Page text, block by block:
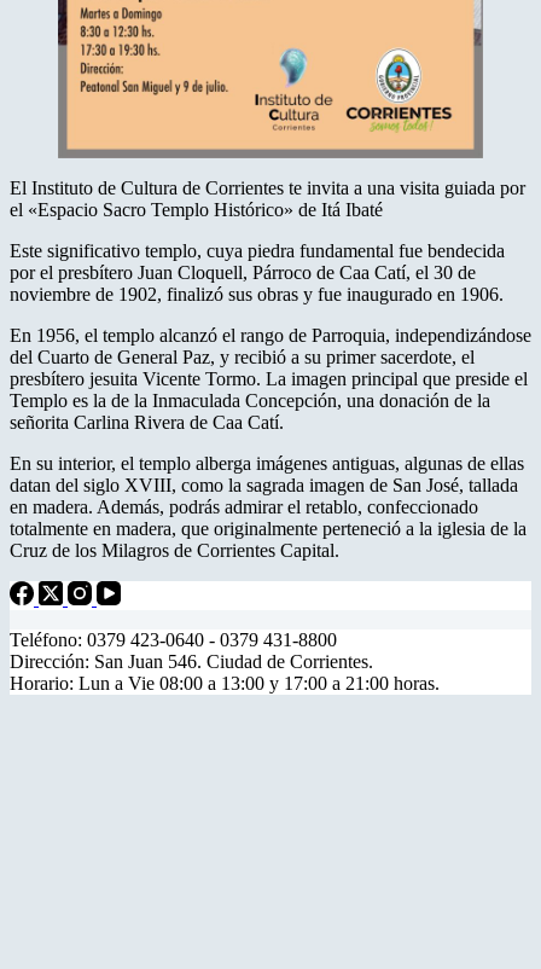
El Instituto de Cultura de Corrientes te invita a una visita guiada por
el «Espacio Sacro Templo Histórico» de Itá Ibaté
Este significativo templo, cuya piedra fundamental fue bendecida
por el presbítero Juan Cloquell, Párroco de Caa Catí, el 30 de
noviembre de 1902, finalizó sus obras y fue inaugurado en 1906.
En 1956, el templo alcanzó el rango de Parroquia, independizándose
del Cuarto de General Paz, y recibió a su primer sacerdote, el
presbítero jesuita Vicente Tormo. La imagen principal que preside el
Templo es la de la Inmaculada Concepción, una donación de la
señorita Carlina Rivera de Caa Catí.
En su interior, el templo alberga imágenes antiguas, algunas de ellas
datan del siglo XVIII, como la sagrada imagen de San José, tallada
en madera. Además, podrás admirar el retablo, confeccionado
totalmente en madera, que originalmente perteneció a la iglesia de la
Cruz de los Milagros de Corrientes Capital.
Teléfono: 0379 423-0640 - 0379 431-8800
Dirección: San Juan 546. Ciudad de Corrientes.
Horario: Lun a Vie 08:00 a 13:00 y 17:00 a 21:00 horas.